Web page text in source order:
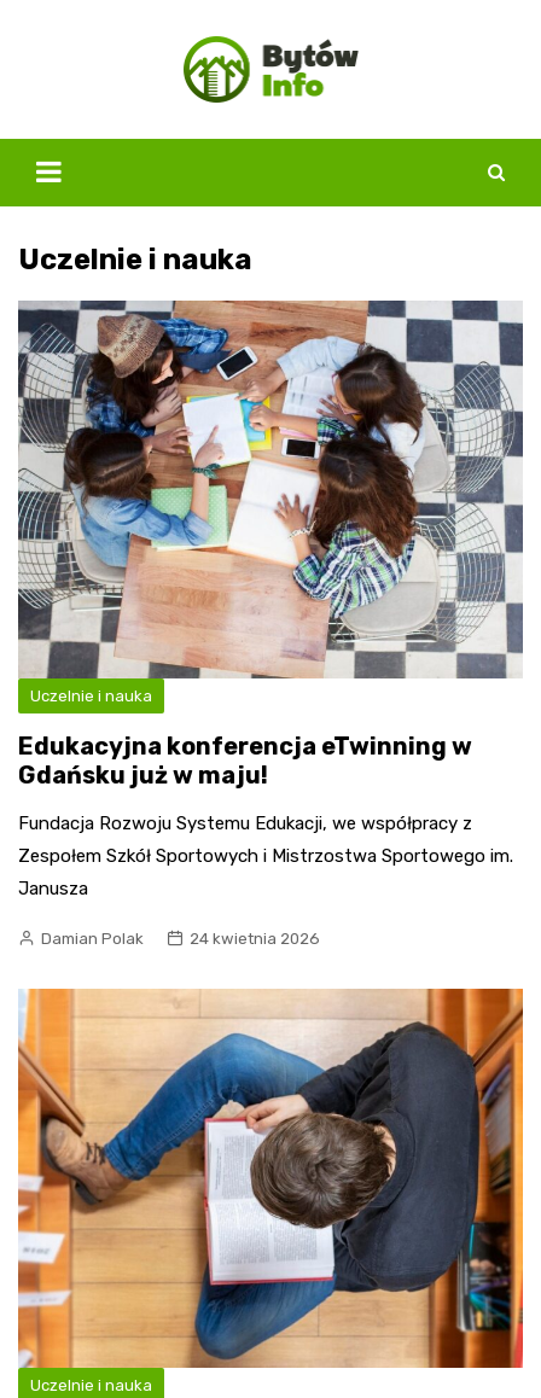
Uczelnie i nauka
Uczelnie i nauka
Edukacyjna konferencja eTwinning w
Gdańsku już w maju!
Fundacja Rozwoju Systemu Edukacji, we współpracy z
Zespołem Szkół Sportowych i Mistrzostwa Sportowego im.
Janusza
Damian Polak 24 kwietnia 2026
Uczelnie i nauka